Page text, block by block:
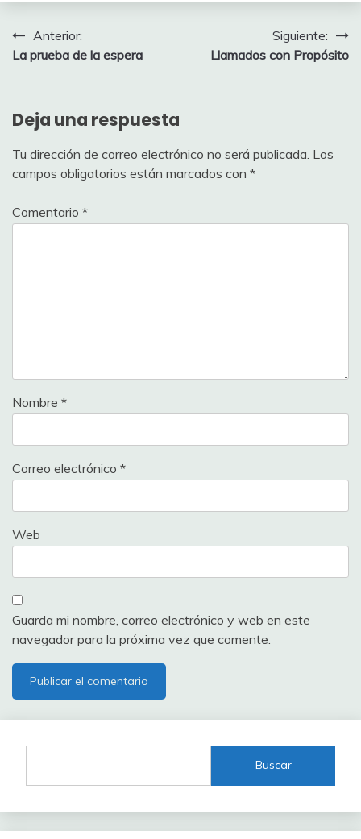
Navegación
de
Anterior:
La prueba de la espera
Siguiente:
Llamados con Propósito
Deja una respuesta
Tu dirección de correo electrónico no será publicada. Los
campos obligatorios están marcados con *
Comentario *
Nombre *
Correo electrónico *
Web
Guarda mi nombre, correo electrónico y web en este
navegador para la próxima vez que comente.
Buscar